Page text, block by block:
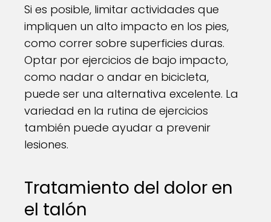
Si es posible, limitar actividades que
impliquen un alto impacto en los pies,
como correr sobre superficies duras.
Optar por ejercicios de bajo impacto,
como nadar o andar en bicicleta,
puede ser una alternativa excelente. La
variedad en la rutina de ejercicios
también puede ayudar a prevenir
lesiones.
Tratamiento del dolor en
el talón